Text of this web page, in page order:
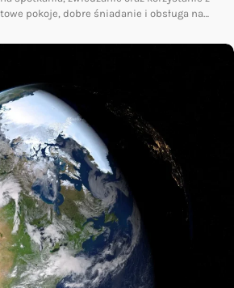
pokoje, dobre śniadanie i obsługa na…